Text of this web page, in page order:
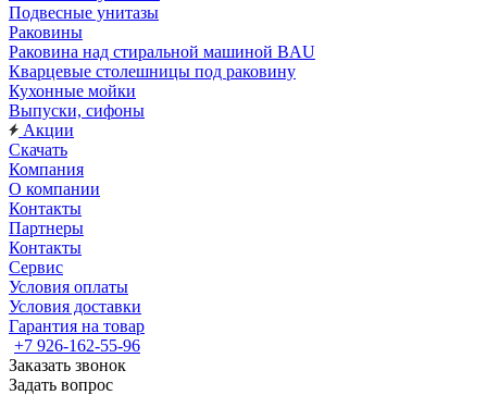
Подвесные унитазы
Раковины
Раковина над стиральной машиной BAU
Кварцевые столешницы под раковину
Кухонные мойки
Выпуски, сифоны
Акции
Скачать
Компания
О компании
Контакты
Партнеры
Контакты
Сервис
Условия оплаты
Условия доставки
Гарантия на товар
+7 926-162-55-96
Заказать звонок
Задать вопрос